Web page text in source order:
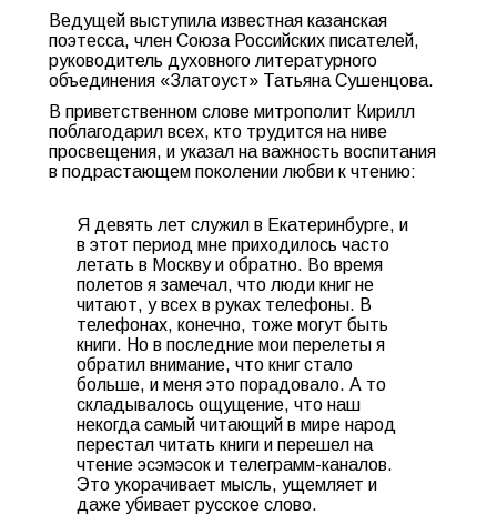
Ведущей выступила известная казанская
поэтесса, член Союза Российских писателей,
руководитель духовного литературного
объединения «Златоуст» Татьяна Сушенцова.
В приветственном слове митрополит Кирилл
поблагодарил всех, кто трудится на ниве
просвещения, и указал на важность воспитания
в подрастающем поколении любви к чтению:
Я девять лет служил в Екатеринбурге, и
в этот период мне приходилось часто
летать в Москву и обратно. Во время
полетов я замечал, что люди книг не
читают, у всех в руках телефоны. В
телефонах, конечно, тоже могут быть
книги. Но в последние мои перелеты я
обратил внимание, что книг стало
больше, и меня это порадовало. А то
складывалось ощущение, что наш
некогда самый читающий в мире народ
перестал читать книги и перешел на
чтение эсэмэсок и телеграмм-каналов.
Это укорачивает мысль, ущемляет и
даже убивает русское слово.